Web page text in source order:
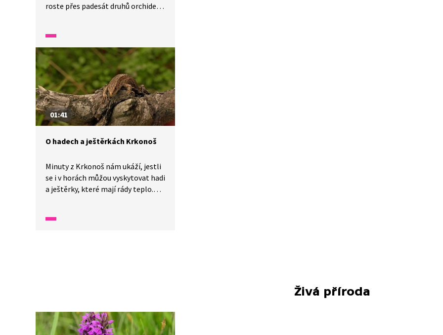
roste přes padesát druhů orchidejí.
v Krkonoších, a dozvíme se, co je
to mykorhiza.
01:41
O hadech a ještěrkách Krkonoš
Minuty z Krkonoš nám ukáží, jestli
se i v horách můžou vyskytovat hadi
a ještěrky, které mají rády teplo.
s většinou klikatou čárou
Živá příroda